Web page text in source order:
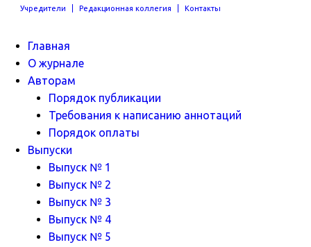
Учредители Редакционная коллегия Контакты
Главная
О журнале
Авторам
Порядок публикации
Требования к написанию аннотаций
Порядок оплаты
Выпуски
Выпуск № 1
Выпуск № 2
Выпуск № 3
Выпуск № 4
Выпуск № 5